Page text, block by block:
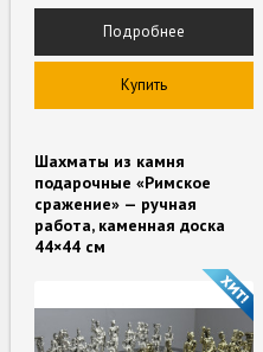
Подробнее
Купить
Шахматы из камня
подарочные «Римское
сражение» — ручная
работа, каменная доска
44×44 см